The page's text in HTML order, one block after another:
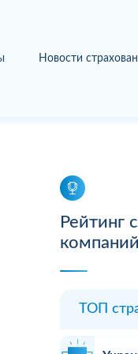
Новости
Рейтинг
компаний
ТОП